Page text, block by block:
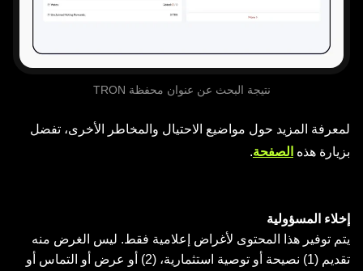
نتيجة البحث عن عنوان محفظة TRON
لمعرفة المزيد حول مواضيع الاحتيال والمخاطر الأخرى، تفضل
بزيارة هذه الصفحة.
إخلاء المسؤولية
يتم توفير هذا المحتوى لأغراض إعلامية فقط. ليس الغرض منه
تقديم (1) نصيحة أو توصية استثمارية، (2) أو عرض أو التماس أو